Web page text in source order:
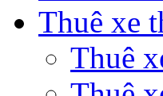
Thuê xe
Thuê